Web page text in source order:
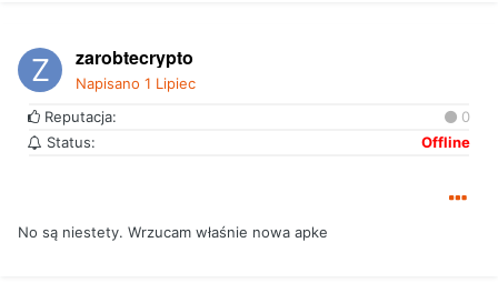
zarobtecrypto
Napisano 1 Lipiec
Reputacja:
0
Status:
Offline
No są niestety. Wrzucam właśnie nowa apke